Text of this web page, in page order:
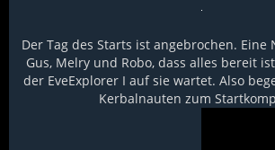
Der Tag des Starts ist angebrochen.
Gus, Melry und Robo, dass alles bereit
der EveExplorer I auf sie wartet. Also
Kerbalnauten zum